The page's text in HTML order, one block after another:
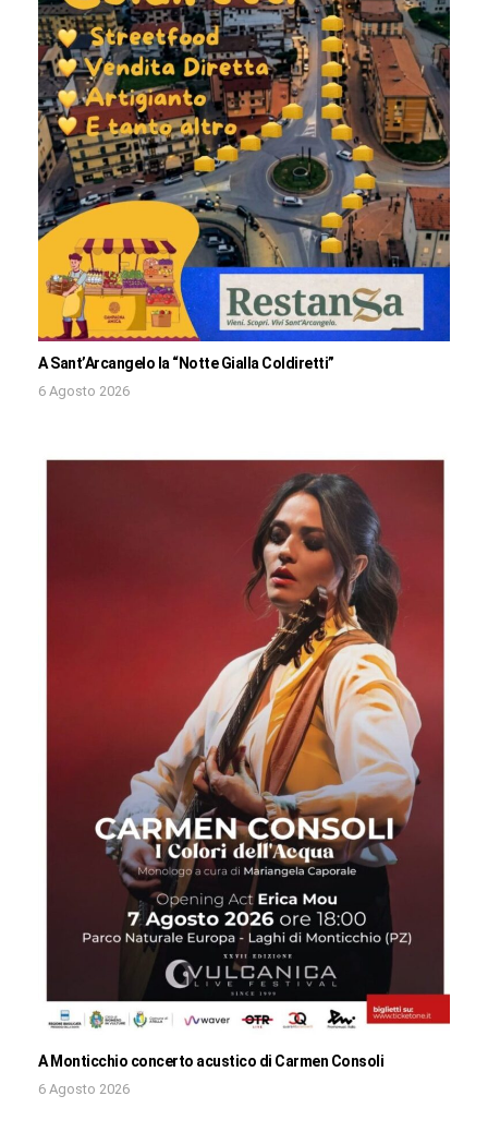
A Sant’Arcangelo la “Notte Gialla Coldiretti”
6 Agosto 2026
A Monticchio concerto acustico di Carmen Consoli
6 Agosto 2026